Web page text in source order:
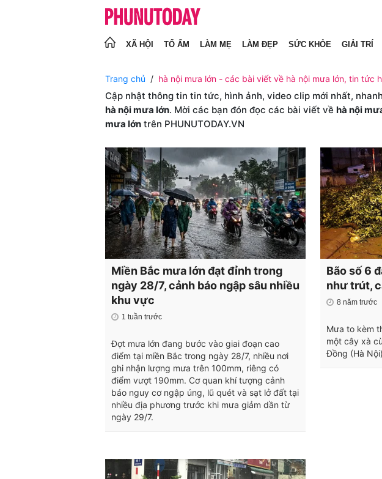
XÃ HỘI TỔ ẤM LÀM MẸ LÀM ĐẸP SỨC KHỎE GIẢI TRÍ
Trang chủ hà nội mưa lớn - các bài viết về hà nội mưa lớn, tin tức
Cập nhật thông tin tin tức, hình ảnh, video clip mới nhất,
hà nội mưa lớn. Mời các bạn đón đọc các bài viết về hà nội
mưa lớn trên PHUNUTODAY.VN
Miền Bắc mưa lớn đạt đỉnh trong
ngày 28/7, cảnh báo ngập sâu nhiều
khu vực
1 tuần trước
Đợt mưa lớn đang bước vào giai đoạn cao
điểm tại miền Bắc trong ngày 28/7, nhiều nơi
ghi nhận lượng mưa trên 100mm, riêng có
điểm vượt 190mm. Cơ quan khí tượng cảnh
báo nguy cơ ngập úng, lũ quét và sạt lở đất tại
nhiều địa phương trước khi mưa giảm dần từ
ngày 29/7.
Bão số 6
như trút,
8 năm trước
Mưa to kèm
một cây xà
Đồng (Hà